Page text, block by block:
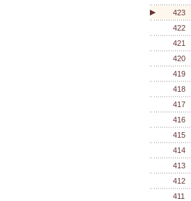
▶ 423
422
421
420
419
418
417
416
415
414
413
412
411